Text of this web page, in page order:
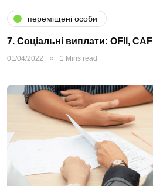
переміщені особи
7. Соціальні виплати: OFII, CAF
01/04/2022 1 Mins read